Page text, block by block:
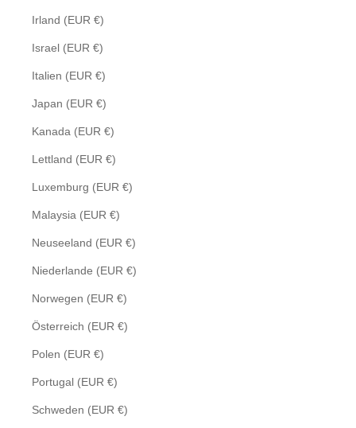
Irland (EUR €)
Israel (EUR €)
Italien (EUR €)
Japan (EUR €)
Kanada (EUR €)
Lettland (EUR €)
Luxemburg (EUR €)
Malaysia (EUR €)
Neuseeland (EUR €)
Niederlande (EUR €)
Norwegen (EUR €)
Österreich (EUR €)
Polen (EUR €)
Portugal (EUR €)
Schweden (EUR €)